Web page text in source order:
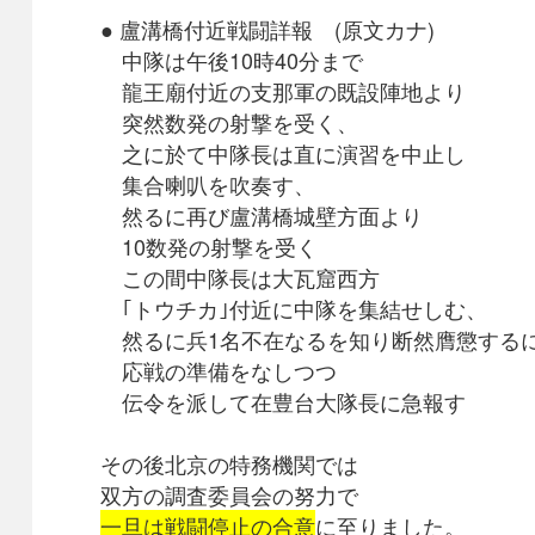
● 盧溝橋付近戦闘詳報 (原文カナ)
中隊は午後10時40分まで
龍王廟付近の支那軍の既設陣地より
突然数発の射撃を受く、
之に於て中隊長は直に演習を中止し
集合喇叭を吹奏す、
然るに再び盧溝橋城壁方面より
10数発の射撃を受く
この間中隊長は大瓦窟西方
｢トウチカ｣付近に中隊を集結せしむ、
然るに兵1名不在なるを知り断然膺懲する
応戦の準備をなしつつ
伝令を派して在豊台大隊長に急報す
その後北京の特務機関では
双方の調査委員会の努力で
一旦は戦闘停止の合意に至りました。